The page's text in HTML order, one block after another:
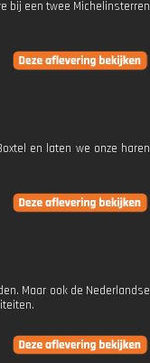
bij een twee Michelinsterren
en laten we onze haren
Maar ook de Nederlandse